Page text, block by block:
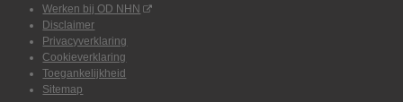
Werken bij OD NHN
Disclaimer
Privacyverklaring
Cookieverklaring
Toegankelijkheid
Sitemap